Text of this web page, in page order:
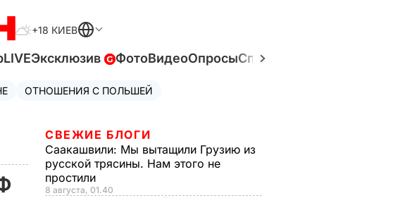
+18 КИЕВ
LIVEЭксклюзив ФотоВидеоОпросыСпецпроекты
ОТНОШЕНИЯ С ПОЛЬШЕЙ
СВЕЖИЕ БЛОГИ
Саакашвили: Мы вытащили Грузию из
русской трясины. Нам этого не
простили
8 августа, 01.40